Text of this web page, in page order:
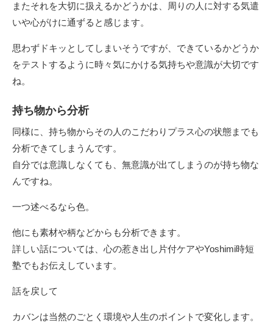
またそれを大切に扱えるかどうかは、周りの人に対する気遣
いや心がけに通ずると感じます。
思わずドキッとしてしまいそうですが、できているかどうか
をテストするように時々気にかける気持ちや意識が大切です
ね。
持ち物から分析
同様に、持ち物からその人のこだわりプラス心の状態までも
分析できてしまうんです。
自分では意識しなくても、無意識が出てしまうのが持ち物な
んですね。
一つ述べるなら色。
他にも素材や柄などからも分析できます。
詳しい話については、 心の惹き出し片付ケアやYoshimi時短
塾でもお伝えしています。
話を戻して
カバンは当然のごとく環境や人生のポイントで変化します。